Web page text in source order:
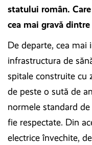
statului român.
cea mai gravă
De departe, cea mai
infrastructura de
spitale construite cu
de peste o sută de
normele standard
fie respectate. Din
electrice învechite,